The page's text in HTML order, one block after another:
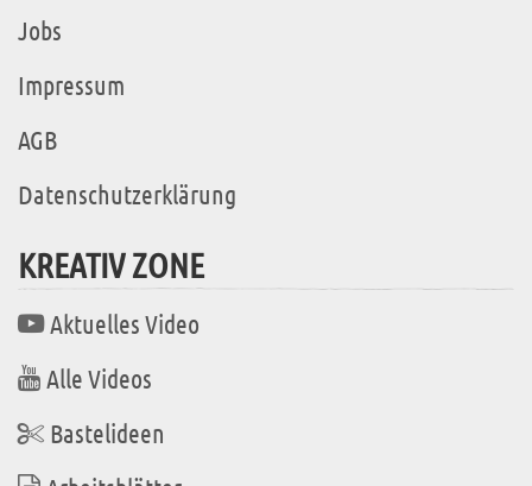
Jobs
Impressum
AGB
Datenschutzerklärung
KREATIV ZONE
Aktuelles Video
Alle Videos
Bastelideen